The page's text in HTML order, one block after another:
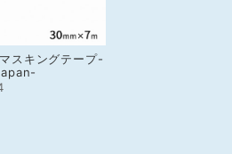
スキングテープ-